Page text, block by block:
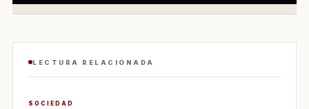
LECTURA RELACIONADA
SOCIEDAD